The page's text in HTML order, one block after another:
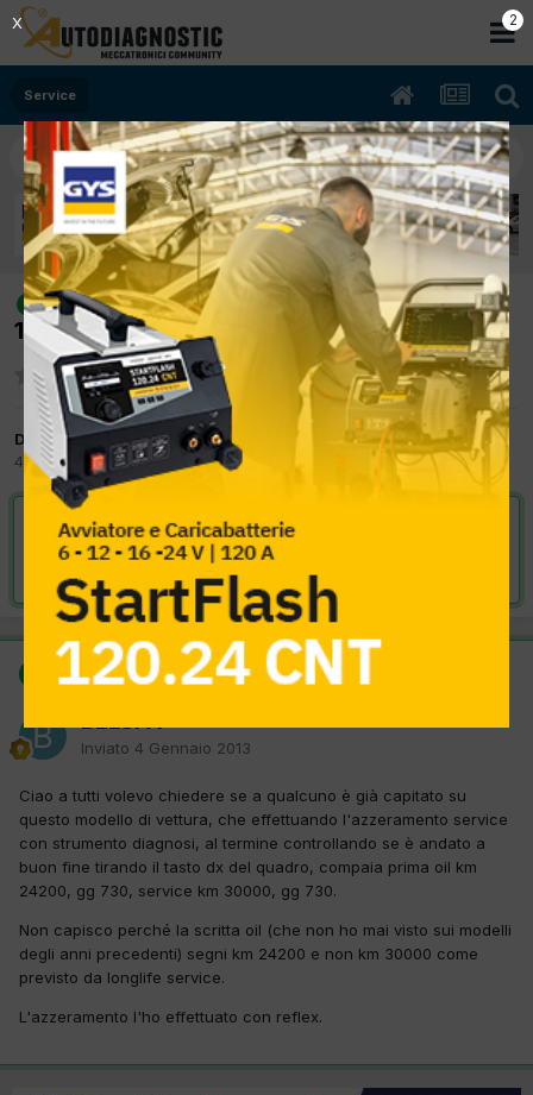
Service
risolto
[A3 2.0 TDI 06/2008 1968cc BMM
103Kw Diesel] INFO SU RESET SERVICE
Da BELSPA
4 Gennaio 2013 in Service
VAI ALLA SOLUZIONE
Risolta da BELSPA, 4 Gennaio 2013
SOLUZIONE
Inviato 4 Gennaio 2013
Ciao a tutti volevo chiedere se a qualcuno è già capitato su
questo modello di vettura, che effettuando l'azzeramento service
con strumento diagnosi, al termine controllando se è andato a
buon fine tirando il tasto dx del quadro, compaia prima oil km
24200, gg 730, service km 30000, gg 730.
Non capisco perché la scritta oil (che non ho mai visto sui modelli
degli anni precedenti) segni km 24200 e non km 30000 come
previsto da longlife service.
L'azzeramento l'ho effettuato con reflex.
2
X